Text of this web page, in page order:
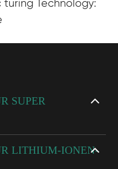
Technology:
SUPER
LITHIUM-IONEN-